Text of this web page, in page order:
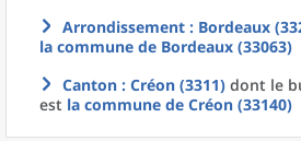
Arrondissement : Bordeaux
la commune de Bordeaux (33063)
Canton : Créon (3311) dont le
est la commune de Créon (33140)